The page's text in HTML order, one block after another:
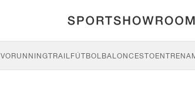
RUNNINGTRAILFÚTBOLBALONCESTO